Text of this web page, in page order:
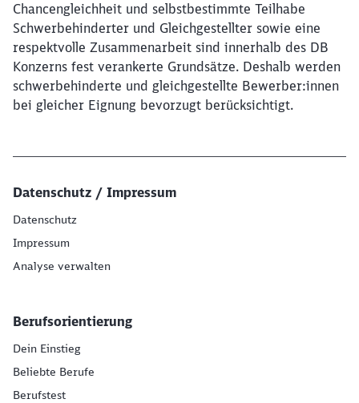
Chancengleichheit und selbstbestimmte Teilhabe
Schwerbehinderter und Gleichgestellter sowie eine
respektvolle Zusammenarbeit sind innerhalb des DB
Konzerns fest verankerte Grundsätze. Deshalb werden
schwerbehinderte und gleichgestellte Bewerber:innen
bei gleicher Eignung bevorzugt berücksichtigt.
Datenschutz / Impressum
Datenschutz
Impressum
Analyse verwalten
Berufsorientierung
Dein Einstieg
Beliebte Berufe
Berufstest